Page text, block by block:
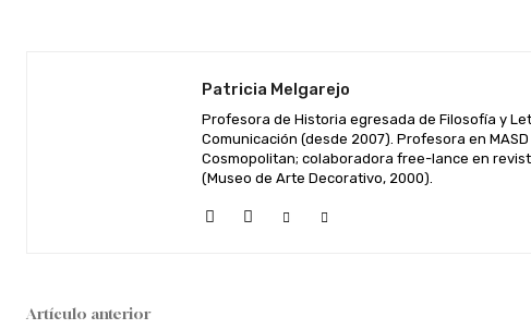
Patricia Melgarejo
Profesora de Historia egresada de Filosofía y
Comunicación (desde 2007). Profesora en
Cosmopolitan; colaboradora free-lance en
(Museo de Arte Decorativo, 2000).
Artículo anterior